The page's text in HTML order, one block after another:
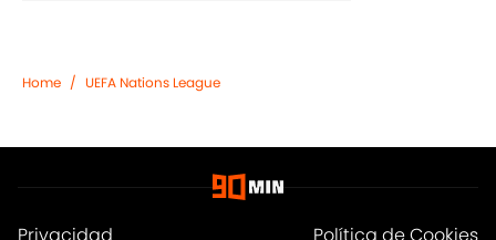
Home / UEFA Nations League